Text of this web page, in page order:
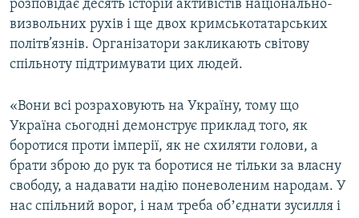
розповідає десять історій активістів національно-
визвольних рухів і ще двох кримськотатарських
політв’язнів. Організатори закликають світову
спільноту підтримувати цих людей.
«Вони всі розраховують на Україну, тому що
Україна сьогодні демонструє приклад того, як
боротися проти імперії, як не схиляти голови, а
брати зброю до рук та боротися не тільки за власну
свободу, а надавати надію поневоленим народам. У
нас спільний ворог, і нам треба обʼєднати зусилля і